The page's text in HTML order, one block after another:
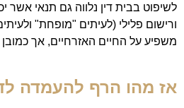
לשיפוט בבית דין נלווה גם תנאי אשר
ורישום פלילי (לעיתים "מופחת"
משפיע על החיים האזרחיים, אך
אז מהו הרף להעמדה